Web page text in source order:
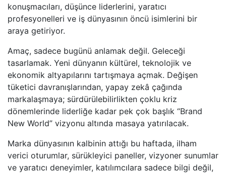
konuşmacıları, düşünce liderlerini, yaratıcı
profesyonelleri ve iş dünyasının öncü isimlerini bir
araya getiriyor.
Amaç, sadece bugünü anlamak değil. Geleceği
tasarlamak. Yeni dünyanın kültürel, teknolojik ve
ekonomik altyapılarını tartışmaya açmak. Değişen
tüketici davranışlarından, yapay zekâ çağında
markalaşmaya; sürdürülebilirlikten çoklu kriz
dönemlerinde liderliğe kadar pek çok başlık “Brand
New World” vizyonu altında masaya yatırılacak.
Marka dünyasının kalbinin attığı bu haftada, ilham
verici oturumlar, sürükleyici paneller, vizyoner sunumlar
ve yaratıcı deneyimler, katılımcılara sadece bilgi değil,